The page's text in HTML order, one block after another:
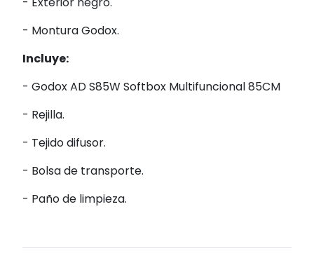
- Montura Godox.
Incluye:
- Godox AD S85W Softbox Multifuncional 85CM
- Rejilla.
- Tejido difusor.
- Bolsa de transporte.
- Paño de limpieza.